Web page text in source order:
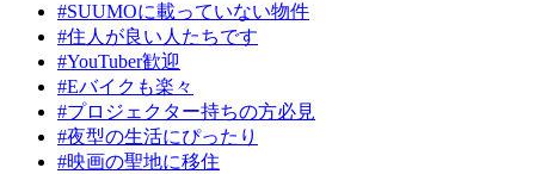
#SUUMOに載っていない物件
#住人が良い人たちです
#YouTuber歓迎
#Eバイクも楽々
#プロジェクター持ちの方必見
#夜型の生活にぴったり
#映画の聖地に移住